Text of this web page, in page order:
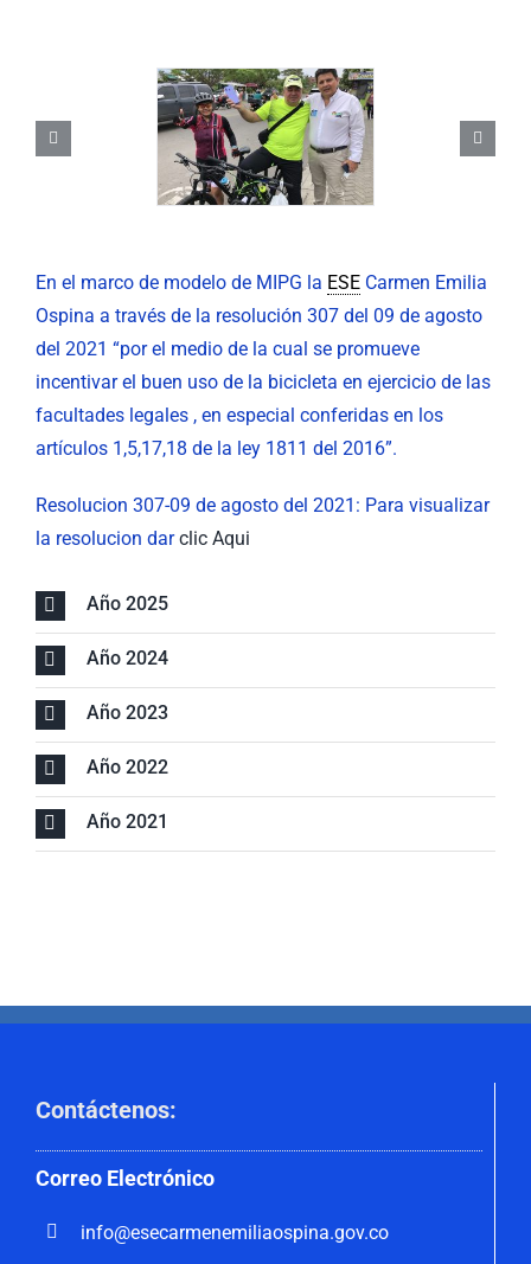
Rendición de Cuentas
Ayudas para Navegar
En el marco de modelo de MIPG la ESECarmen Emilia
Ospina a través de la resolución 307 del 09 de agosto
del 2021 “por el medio de la cual se promueve
incentivar el buen uso de la bicicleta en ejercicio de las
facultades legales , en especial conferidas en los
artículos 1,5,17,18 de la ley 1811 del 2016”.
Resolucion 307-09 de agosto del 2021: Para visualizar
la resolucion darclic Aqui
Año 2025
Año 2024
Año 2023
Año 2022
Año 2021
Contáctenos:
Correo Electrónico
info@esecarmenemiliaospina.gov.co